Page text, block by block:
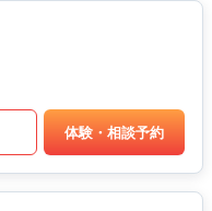
体験・相談予約